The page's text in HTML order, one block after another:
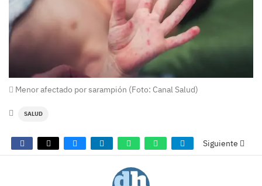
Menor afectado por sarampión (Foto: Canal Salud)
SALUD
Siguiente